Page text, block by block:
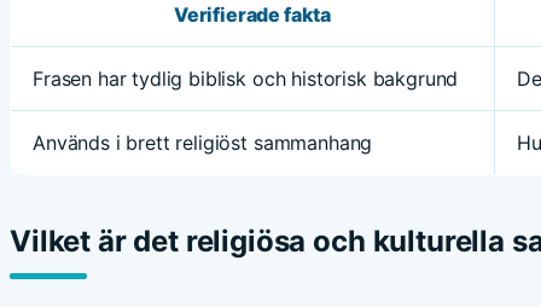
Verifierade fakta
Frasen har tydlig biblisk och historisk bakgrund
Används i brett religiöst sammanhang
Vilket är det religiösa och kulturella